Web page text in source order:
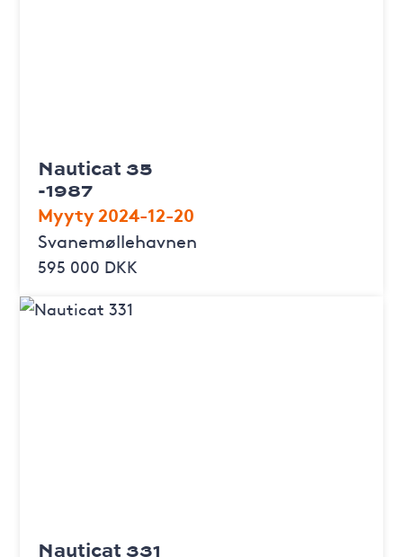
Nauticat 35
-1987
Myyty 2024-12-20
Svanemøllehavnen
595 000 DKK
Nauticat 331